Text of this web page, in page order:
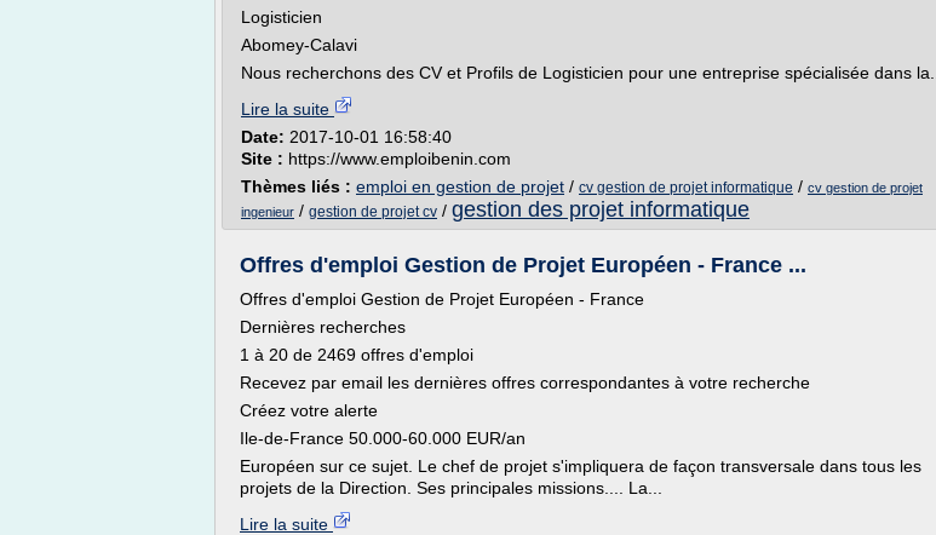
Logisticien
Abomey-Calavi
Nous recherchons des CV et Profils de Logisticien pour une entreprise spécialisée dans la...
Lire la suite
Date: 2017-10-01 16:58:40
Site : https://www.emploibenin.com
Thèmes liés : emploi en gestion de projet / cv gestion de projet informatique / cv gestion de projet
ingenieur / gestion de projet cv / gestion des projet informatique
Offres d'emploi Gestion de Projet Européen - France ...
Offres d'emploi Gestion de Projet Européen - France
Dernières recherches
1 à 20 de 2469 offres d'emploi
Recevez par email les dernières offres correspondantes à votre recherche
Créez votre alerte
Ile-de-France 50.000-60.000 EUR/an
Européen sur ce sujet. Le chef de projet s'impliquera de façon transversale dans tous les
projets de la Direction. Ses principales missions.... La...
Lire la suite